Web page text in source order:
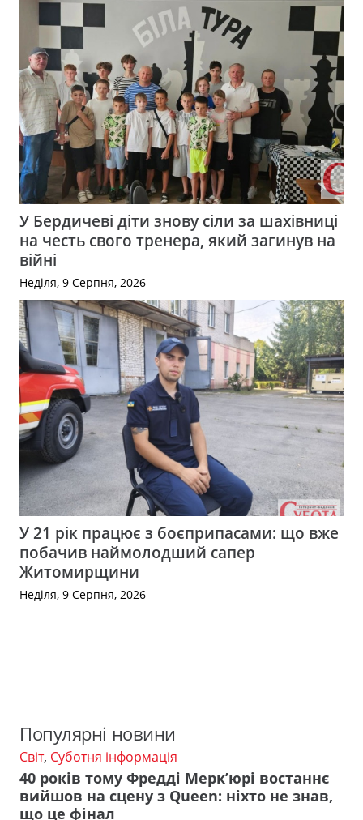
У Бердичеві діти знову сіли за шахівниці
на честь свого тренера, який загинув на
війні
Неділя, 9 Серпня, 2026
У 21 рік працює з боєприпасами: що вже
побачив наймолодший сапер
Житомирщини
Неділя, 9 Серпня, 2026
Популярні новини
Світ, Суботня інформація
40 років тому Фредді Мерк’юрі востаннє
вийшов на сцену з Queen: ніхто не знав,
що це фінал